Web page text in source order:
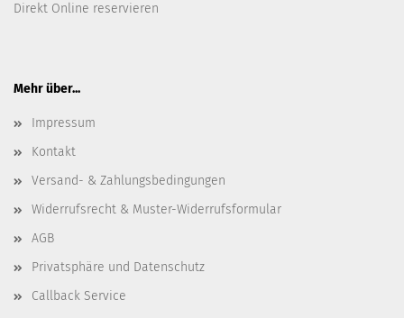
Direkt Online reservieren
Mehr über...
Impressum
Kontakt
Versand- & Zahlungsbedingungen
Widerrufsrecht & Muster-Widerrufsformular
AGB
Privatsphäre und Datenschutz
Callback Service